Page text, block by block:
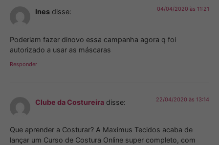
Ines disse: 04/04/2020 às 11:21
Poderiam fazer dinovo essa campanha agora q foi
autorizado a usar as máscaras
Responder
Clube da Costureira disse: 22/04/2020 às 13:14
Que aprender a Costurar? A Maximus Tecidos acaba de
lançar um Curso de Costura Online super completo, com